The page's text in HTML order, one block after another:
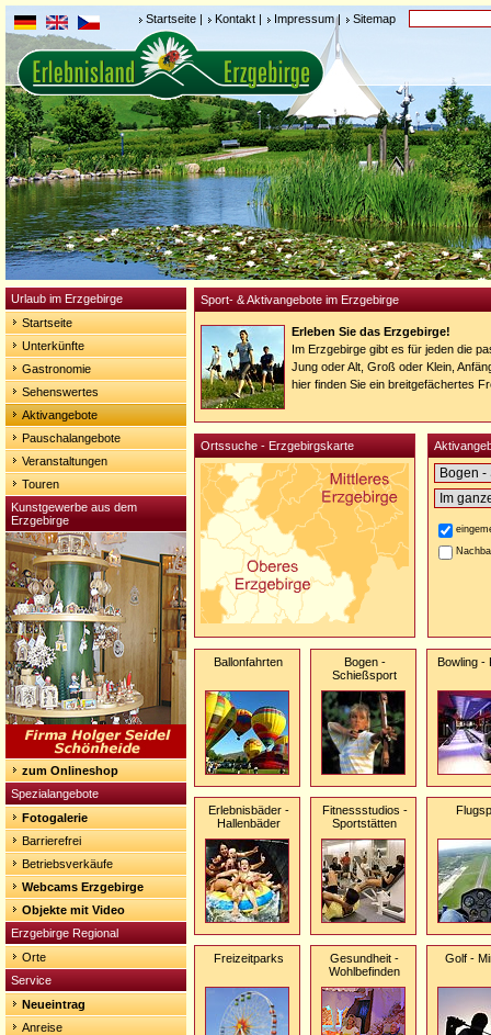
Startseite | Kontakt | Impressum| Sitemap
Urlaub im Erzgebirge
Startseite
Unterkünfte
Gastronomie
Sehenswertes
Aktivangebote
Pauschalangebote
Veranstaltungen
Touren
Kunstgewerbe aus dem
Erzgebirge
zum Onlineshop
Spezialangebote
Fotogalerie
Barrierefrei
Betriebsverkäufe
Webcams Erzgebirge
Objekte mit Video
Erzgebirge Regional
Orte
Service
Neueintrag
Anreise
Sport- & Aktivangebote im Erzgebirge
Erleben Sie das Erzgebirge!
Im Erzgebirge gibt es für jeden die
Jung oder Alt, Groß oder Klein,
hier finden Sie ein breitgefächertes
Ortssuche - Erzgebirgskarte
Ballonfahrten
Bogen -
Schießsport
Bowling -
Erlebnisbäder -
Hallenbäder
Fitnessstudios -
Sportstätten
Freizeitparks
Gesundheit -
Wohlbefinden
Golf -